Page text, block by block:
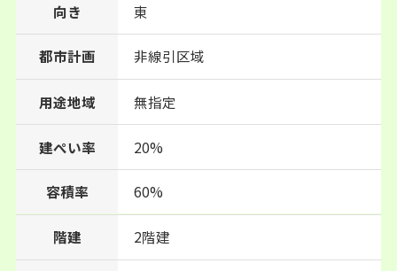
向き 東
都市計画 非線引区域
用途地域 無指定
建ぺい率 20%
容積率 60%
階建 2階建